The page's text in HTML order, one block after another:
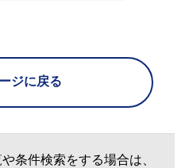
ジに戻る
条件検索をする場合は、